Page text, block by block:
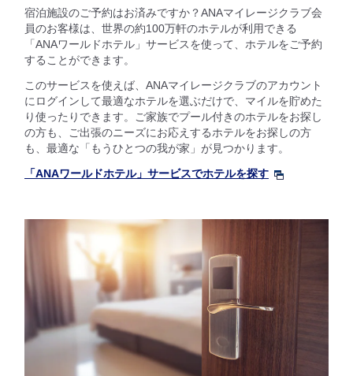
宿泊施設のご予約はお済みですか？ANAマイレージクラブ会
員のお客様は、世界の約100万軒のホテルが利用できる
「ANAワールドホテル」サービスを使って、ホテルをご予約
することができます。
このサービスを使えば、ANAマイレージクラブのアカウント
にログインして最適なホテルを選ぶだけで、マイルを貯めた
り使ったりできます。ご家族でプール付きのホテルをお探し
の方も、ご出張のニーズにお応えするホテルをお探しの方
も、最適な「もうひとつの我が家」が見つかります。
「ANAワールドホテル」サービスでホテルを探す